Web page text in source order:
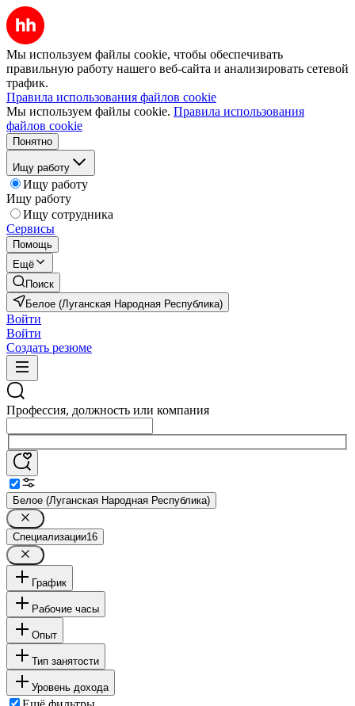
Мы используем файлы cookie, чтобы обеспечивать
правильную работу нашего веб-сайта и анализировать сетевой
трафик.
Правила использования файлов cookie
Мы используем файлы cookie. Правила использования
файлов cookie
Понятно
Ищу работу
Ищу работу
Ищу работу
Ищу сотрудника
Сервисы
Помощь
Ещё
Поиск
Белое (Луганская Народная Республика)
Войти
Войти
Создать резюме
Профессия, должность или компания
Белое (Луганская Народная Республика)
Специализации16
График
Рабочие часы
Опыт
Тип занятости
Уровень дохода